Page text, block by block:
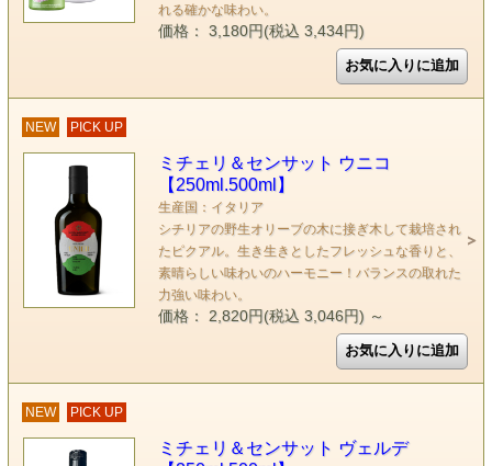
れる確かな味わい。
価格： 3,180円(税込 3,434円)
NEW PICK UP
ミチェリ＆センサット ウニコ
【250ml.500ml】
生産国：イタリア
シチリアの野生オリーブの木に接ぎ木して栽培され
たピクアル。生き生きとしたフレッシュな香りと、
素晴らしい味わいのハーモニー！バランスの取れた
力強い味わい。
価格： 2,820円(税込 3,046円) ～
NEW PICK UP
ミチェリ＆センサット ヴェルデ